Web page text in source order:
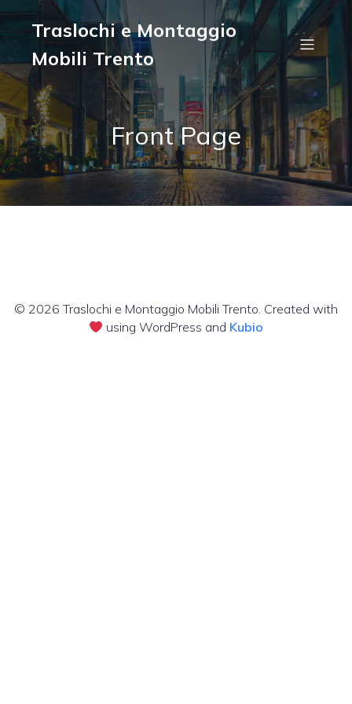
Traslochi e Montaggio
Mobili Trento
Front Page
© 2026 Traslochi e Montaggio Mobili Trento. Created with
using WordPress and Kubio